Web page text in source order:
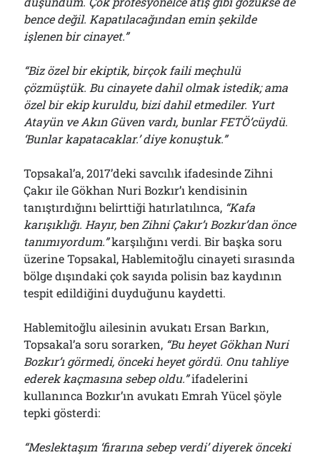
bence değil. Kapatılacağından emin şekilde
işlenen bir cinayet.”
“Biz özel bir ekiptik, birçok faili meçhulü
çözmüştük. Bu cinayete dahil olmak istedik; ama
özel bir ekip kuruldu, bizi dahil etmediler. Yurt
Atayün ve Akın Güven vardı, bunlar FETÖ’cüydü.
‘Bunlar kapatacaklar.’ diye konuştuk.”
Topsakal’a, 2017’deki savcılık ifadesinde Zihni
Çakır ile Gökhan Nuri Bozkır’ı kendisinin
tanıştırdığını belirttiği hatırlatılınca, “Kafa
karışıklığı. Hayır, ben Zihni Çakır’ı Bozkır’dan önce
tanımıyordum.”karşılığını verdi. Bir başka soru
üzerine Topsakal, Hablemitoğlu cinayeti sırasında
bölge dışındaki çok sayıda polisin baz kaydının
tespit edildiğini duyduğunu kaydetti.
Hablemitoğlu ailesinin avukatı Ersan Barkın,
Topsakal’a soru sorarken, “Bu heyet Gökhan Nuri
Bozkır’ı görmedi, önceki heyet gördü. Onu tahliye
ederek kaçmasına sebep oldu.”ifadelerini
kullanınca Bozkır’ın avukatı Emrah Yücel şöyle
tepki gösterdi:
“Meslektaşım ‘firarına sebep verdi’ diyerek önceki